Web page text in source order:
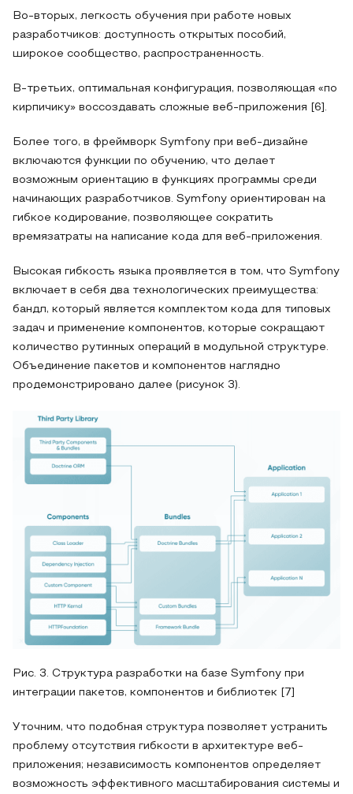
Во-вторых, легкость обучения при работе новых
разработчиков: доступность открытых пособий,
широкое сообщество, распространенность.
В-третьих, оптимальная конфигурация, позволяющая «по
кирпичику» воссоздавать сложные веб-приложения [6].
Более того, в фреймворк Symfony при веб-дизайне
включаются функции по обучению, что делает
возможным ориентацию в функциях программы среди
начинающих разработчиков. Symfony ориентирован на
гибкое кодирование, позволяющее сократить
времязатраты на написание кода для веб-приложения.
Высокая гибкость языка проявляется в том, что Symfony
включает в себя два технологических преимущества:
бандл, который является комплектом кода для типовых
задач и применение компонентов, которые сокращают
количество рутинных операций в модульной структуре.
Объединение пакетов и компонентов наглядно
продемонстрировано далее (рисунок 3).
Рис. 3. Структура разработки на базе Symfony при
интеграции пакетов, компонентов и библиотек [7]
Уточним, что подобная структура позволяет устранить
проблему отсутствия гибкости в архитектуре веб-
приложения; независимость компонентов определяет
возможность эффективного масштабирования системы и